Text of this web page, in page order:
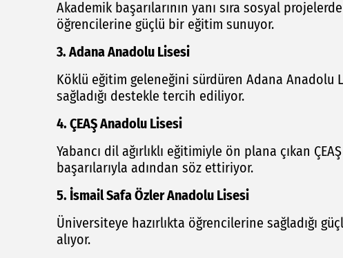
Akademik başarılarının yanı sıra sosyal
öğrencilerine güçlü bir eğitim sunuyor.
3. Adana Anadolu Lisesi
Köklü eğitim geleneğini sürdüren Adana Anadolu
sağladığı destekle tercih ediliyor.
4. ÇEAŞ Anadolu Lisesi
Yabancı dil ağırlıklı eğitimiyle ön plana çıkan
başarılarıyla adından söz ettiriyor.
5. İsmail Safa Özler Anadolu Lisesi
Üniversiteye hazırlıkta öğrencilerine sağladığı
alıyor.